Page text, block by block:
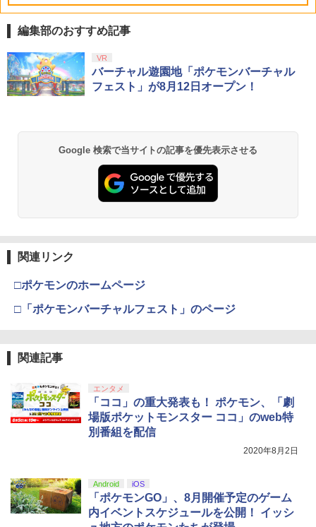
￥14,850
1
日本語専用 Console Language: Japan
ese only (CFI-2200B01)
プロダクトコード 封入
3
￥10,737
【純正品】DualSense ワイヤレスコン
￥10,737
1
ラー + USB-C® ケーブル
Xbox プリペイドカード 5,000円 デジタ
ンラインコード]
3
￥7,681
【純正品】Xbox ワイヤレス コントロー
1
第三章 蛇神 (Amazon.co.jp限定オリジ
ナル三方背収納ケース付きコレクション)
(オリジナル特典:オリジナル巾着＋メー
ボード付) [Blu-ray]
￥10,780
窩座再来 通常版 [Blu-ray]
3
劇場版「鬼滅の刃」無限城編 第一章 猗
4
劇場版「鬼滅の刃」無限城編 第一章 猗
窩座再来 完全生産限定版 [Blu-ray]
5
【Amazon.co.jp限定】劇場版モノノ怪
第三章 蛇神 (オリジナル特典:オリジナル
編集部のおすすめ記事
VR
バーチャル遊園地「ポケモンバーチャル
フェスト」が8月12日オープン！
Google 検索で当サイトの記事を優先表示させる
関連リンク
□ポケモンのホームページ
□「ポケモンバーチャルフェスト」のページ
関連記事
エンタメ
「ココ」の重大発表も！ ポケモン、「劇
場版ポケットモンスター ココ」のweb特
別番組を配信
2020年8月2日
Android iOS
「ポケモンGO」、8月開催予定のゲーム
内イベントスケジュールを公開！ イッシ